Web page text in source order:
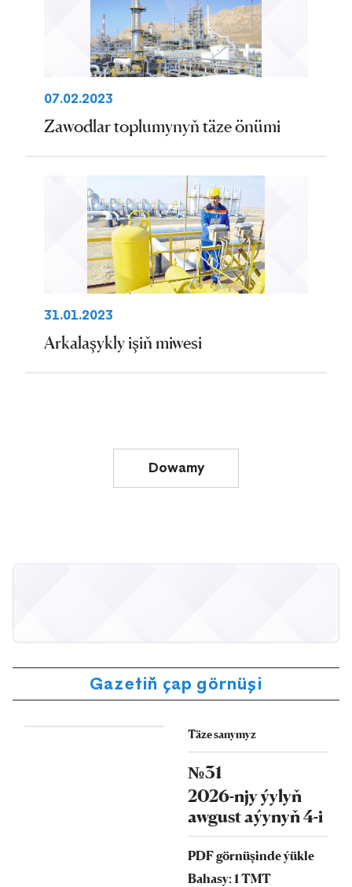
07.02.2023
Zawodlar toplumynyň täze önümi
31.01.2023
Arkalaşykly işiň miwesi
Dowamy
Gazetiň çap görnüşi
Täze sanymyz
№31
2026-njy ýylyň
awgust aýynyň 4-i
PDF görnüşinde ýükle
Bahasy: 1 TMT